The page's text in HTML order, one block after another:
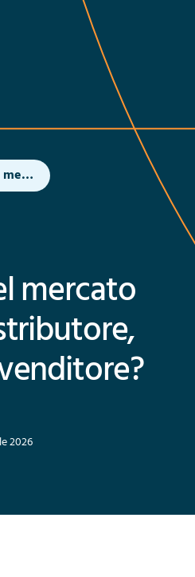
Ingresso nel mercato indiano: distributore, agente o rivenditore?
mercato
2026